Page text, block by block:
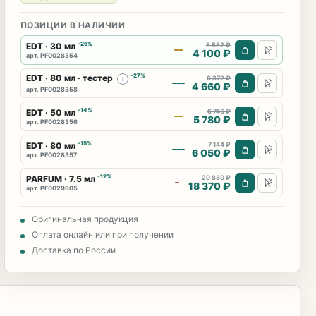
ПОЗИЦИИ В НАЛИЧИИ
EDT · 30 мл -26%
арт. PF0028354
5 552 ₽
4 100 ₽
EDT · 80 мл · тестер i -27%
арт. PF0028358
6 372 ₽
4 660 ₽
EDT · 50 мл -14%
арт. PF0028356
6 746 ₽
5 780 ₽
EDT · 80 мл -15%
арт. PF0028357
7 144 ₽
6 050 ₽
PARFUM · 7.5 мл -12%
арт. PF0029805
20 880 ₽
18 370 ₽
Оригинальная продукция
Оплата онлайн или при получении
Доставка по России